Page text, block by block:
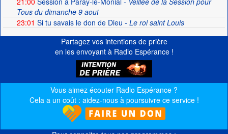
Tous du dimanche 9 aout
23:01 Si tu savais le don de Dieu - Le roi saint Louis
Partagez vos intentions de prière
en les envoyant à Radio Espérance !
Vous aimez écouter Radio Espérance ?
Cela a un coût : aidez-nous à poursuivre ce service !